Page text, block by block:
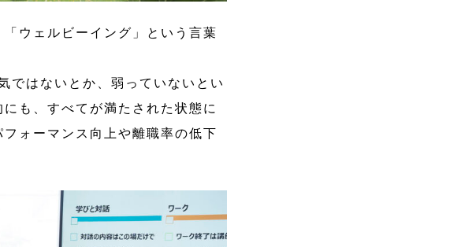
ウェルビーイング」という言葉
ではないとか、弱っていないとい
も、すべてが満たされた状態に
ォーマンス向上や離職率の低下